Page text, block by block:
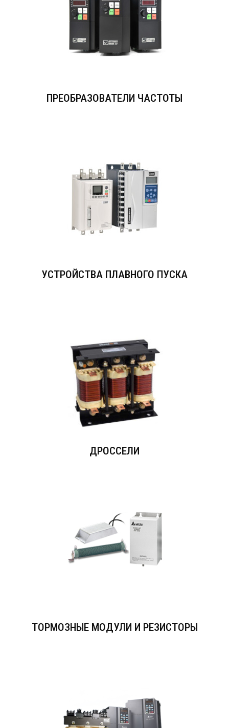
ПРЕОБРАЗОВАТЕЛИ ЧАСТОТЫ
УСТРОЙСТВА ПЛАВНОГО ПУСКА
ДРОССЕЛИ
ТОРМОЗНЫЕ МОДУЛИ И РЕЗИСТОРЫ